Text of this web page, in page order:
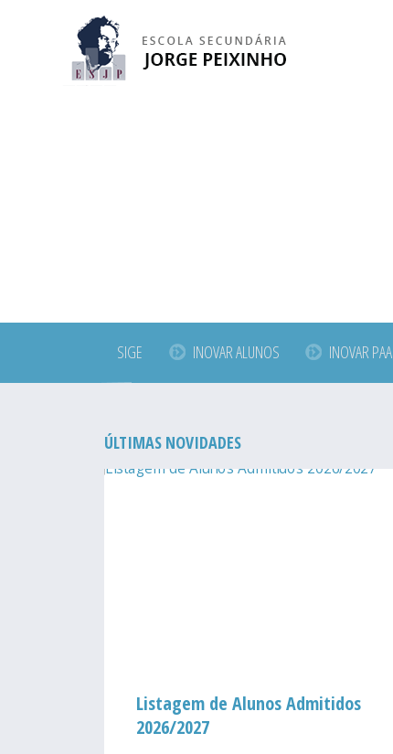
SIGE INOVAR ALUNOS INOVAR PAA
ÚLTIMAS NOVIDADES
Listagem de Alunos Admitidos
2026/2027